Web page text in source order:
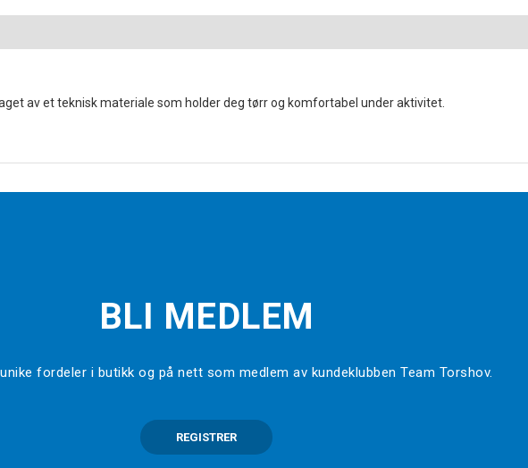
av et teknisk materiale som holder deg tørr og komfortabel under aktivitet.
BLI MEDLEM
fordeler i butikk og på nett som medlem av kundeklubben Team Torshov.
REGISTRER